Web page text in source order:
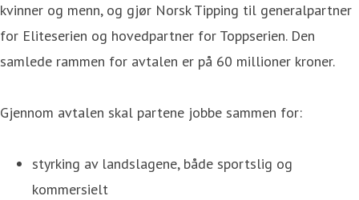
kvinner og menn, og gjør Norsk Tipping til generalpartner
for Eliteserien og hovedpartner for Toppserien. Den
samlede rammen for avtalen er på 60 millioner kroner.
Gjennom avtalen skal partene jobbe sammen for:
styrking av landslagene, både sportslig og
kommersielt